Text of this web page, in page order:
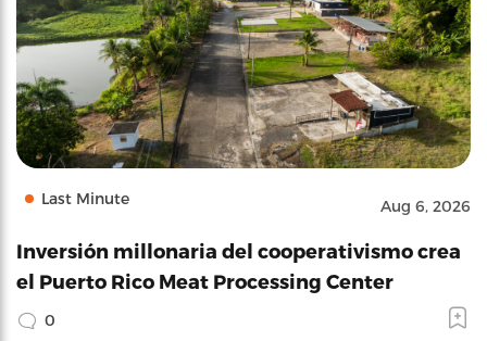
Last Minute Aug 6, 2026
Inversión millonaria del cooperativismo crea
el Puerto Rico Meat Processing Center
0